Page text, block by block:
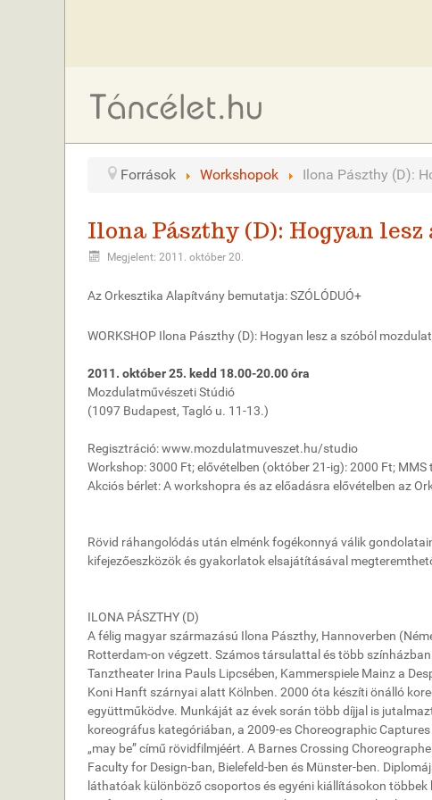
Források Workshopok Ilona Pászthy (D):
Ilona Pászthy (D): Hogyan lesz
Megjelent: 2011. október 20.
Az Orkesztika Alapítvány bemutatja: SZÓLÓDUÓ+
WORKSHOP Ilona Pászthy (D): Hogyan lesz a szóból
2011. október 25. kedd 18.00-20.00 óra
Mozdulatművészeti Stúdió
(1097 Budapest, Tagló u. 11-13.)
Regisztráció: www.mozdulatmuveszet.hu/studio
Workshop: 3000 Ft; elővételben (október 21-ig): 2000 Ft; MMS
Akciós bérlet: A workshopra és az előadásra elővételben az
Rövid ráhangolódás után elménk fogékonnyá válik
kifejezőeszközök és gyakorlatok elsajátításával
ILONA PÁSZTHY (D)
A félig magyar származású Ilona Pászthy, Hannoverben
Rotterdam-on végzett. Számos társulattal és több
Tanztheater Irina Pauls Lipcsében, Kammerspiele Mainz a
Koni Hanft szárnyai alatt Kölnben. 2000 óta készíti önálló
együttműködve. Munkáját az évek során több díjjal is
koreográfus kategóriában, a 2009-es Choreographic
„may be” című rövidfilmjéért. A Barnes Crossing
Faculty for Design-ban, Bielefeld-ben és Münster-ben.
láthatóak különböző csoportos és egyéni kiállításokon